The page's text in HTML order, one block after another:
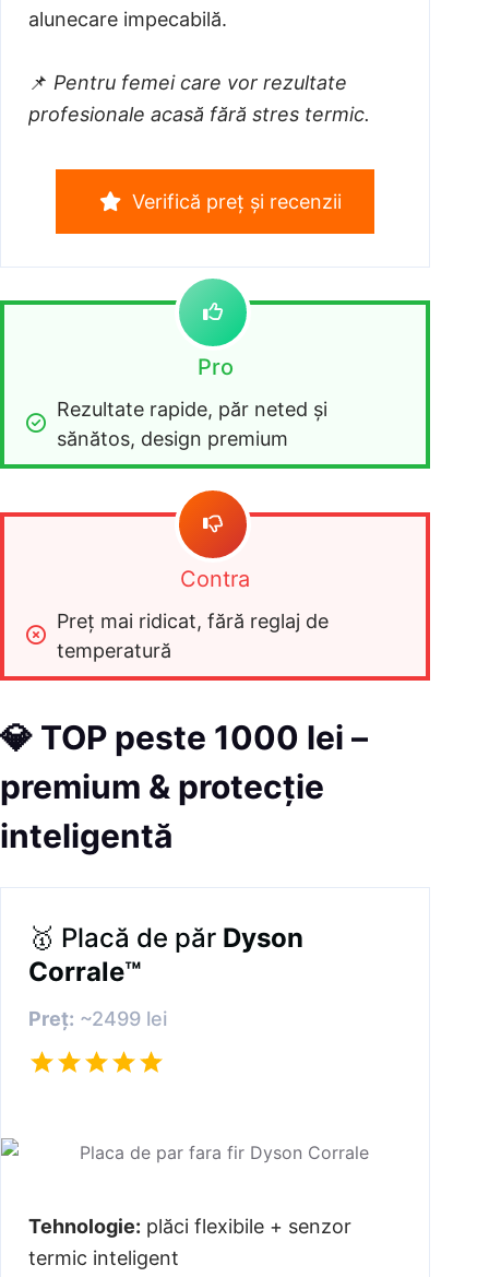
alunecare impecabilă.
📌 Pentru femei care vor rezultate
profesionale acasă fără stres termic.
Verifică preț și recenzii
Pro
Rezultate rapide, păr neted și
sănătos, design premium
Contra
Preț mai ridicat, fără reglaj de
temperatură
💎 TOP peste 1000 lei –
premium & protecție
inteligentă
🥇 Placă de păr Dyson
Corrale™
Preț: ~2499 lei
Tehnologie: plăci flexibile + senzor
termic inteligent